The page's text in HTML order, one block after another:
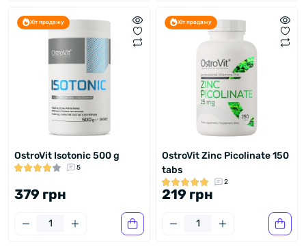
Хіт продажу
OstroVit Isotonic 500 g
5
379 грн
Хіт продажу
OstroVit Zinc Picolinate 150
tabs
2
219 грн